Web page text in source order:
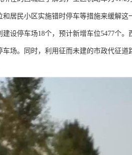
居民小区实施错时停车等措施来缓解这
建设停车场18个，预计新增车位5477个
车场。同时，利用征而未建的市政代征